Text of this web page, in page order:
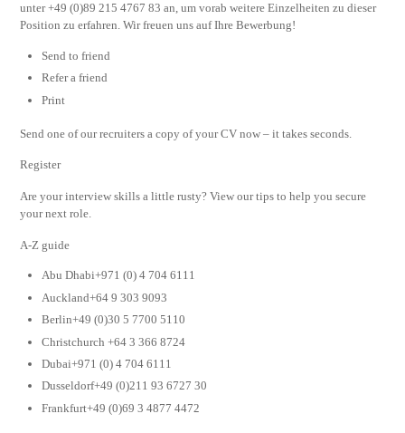
unter +49 (0)89 215 4767 83 an, um vorab weitere Einzelheiten zu dieser
Position zu erfahren. Wir freuen uns auf Ihre Bewerbung!
Send to friend
Refer a friend
Print
Send one of our recruiters a copy of your CV now – it takes seconds.
Register
Are your interview skills a little rusty? View our tips to help you secure
your next role.
A-Z guide
Abu Dhabi+971 (0) 4 704 6111
Auckland+64 9 303 9093
Berlin+49 (0)30 5 7700 5110
Christchurch +64 3 366 8724
Dubai+971 (0) 4 704 6111
Dusseldorf+49 (0)211 93 6727 30
Frankfurt+49 (0)69 3 4877 4472